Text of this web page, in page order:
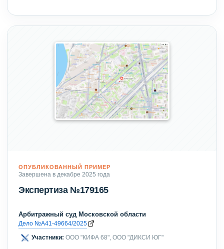
ОПУБЛИКОВАННЫЙ ПРИМЕР
Завершена в декабре 2025 года
Экспертиза №179165
Арбитражный суд Московской области
Дело №А41-49664/2025
Участники: ООО "КИФА 68", ООО "ДИКСИ ЮГ"